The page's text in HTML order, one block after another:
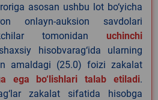
asosan ushbu lot bo‘yicha
onlayn-auksion savdolari
tomonidan uchinchi
hisobvarag‘ida ularning
amaldagi (25.0) foizi zakalat
ega bo‘lishlari talab etiladi.
zakalat sifatida hisobga